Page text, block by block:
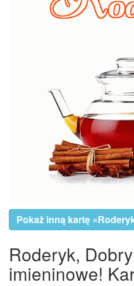
Pokaż inną kartę
Roderyk,
imieninowe!